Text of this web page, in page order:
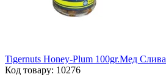
Tigernuts Honey-Plum 100gr.Мед Слива
Код товару: 10276